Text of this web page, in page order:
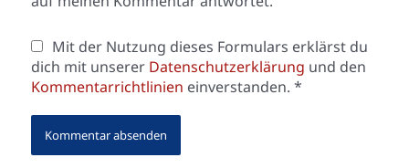
Mit der Nutzung dieses Formulars erklärst du
dich mit unserer Datenschutzerklärung und den
Kommentarrichtlinien einverstanden. *